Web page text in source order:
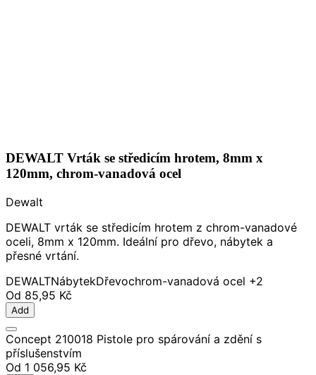
DEWALT Vrták se středicím hrotem, 8mm x
120mm, chrom-vanadová ocel
Dewalt
DEWALT vrták se středicím hrotem z chrom-vanadové
oceli, 8mm x 120mm. Ideální pro dřevo, nábytek a
přesné vrtání.
DEWALTNábytekDřevochrom-vanadová ocel +2
Od 85,95 Kč
Add
Concept 210018 Pistole pro spárování a zdění s
příslušenstvím
Od 1 056,95 Kč